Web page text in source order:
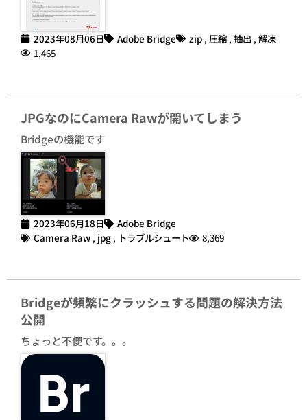
2023年08月06日 Adobe Bridge zip , 圧縮 , 抽出 , 解凍
1,465
JPGなのにCamera Rawが開いてしまう
Bridgeの機能です
2023年06月18日
Adobe Bridge
Camera Raw , jpg , トラブルシュート 8,369
Bridgeが頻繁にクラッシュする問題の解決方法
公開
ちょっと不便です。。。